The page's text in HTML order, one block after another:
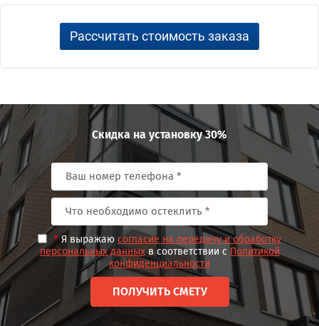
Рассчитать стоимость заказа
Скидка на установку 30%
*Я выражаю согласие на передачу и обработку
персональных данныхв соответствии с Политикой
конфиденциальности
ПОЛУЧИТЬ СМЕТУ